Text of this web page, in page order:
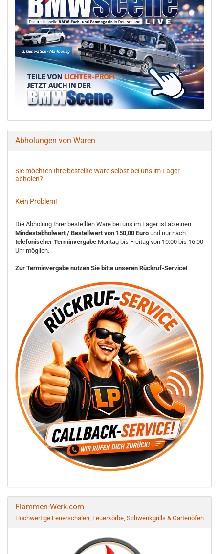
Abholungen von Waren
Sie möchten Ihre bestellte Ware selbst bei uns im Lager
abholen?
Kein Problem!
Die Abholung Ihrer bestellten Ware bei uns im Lager ist ab einen
Mindestabholwert / Bestellwert von 150,00 Euro und nur nach
telefonischer Terminvergabe Montag bis Freitag von 10:00 bis 16:00
Uhr möglich.
Zur Terminvergabe nutzen Sie bitte unseren Rückruf-Service!
Flammen-Werk.com
Hochwertige Feuerschalen, Feuerkörbe, Schwenkgrills & Gartenöfen